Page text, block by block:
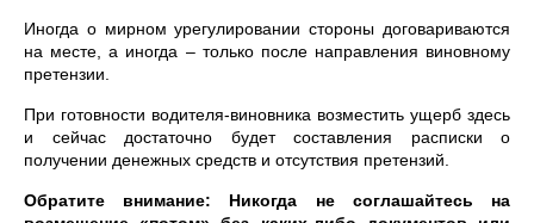
Иногда о мирном урегулировании стороны договариваются
на месте, а иногда – только после направления виновному
претензии.
При готовности водителя-виновника возместить ущерб здесь
и сейчас достаточно будет составления расписки о
получении денежных средств и отсутствия претензий.
Обратите внимание: Никогда не соглашайтесь на